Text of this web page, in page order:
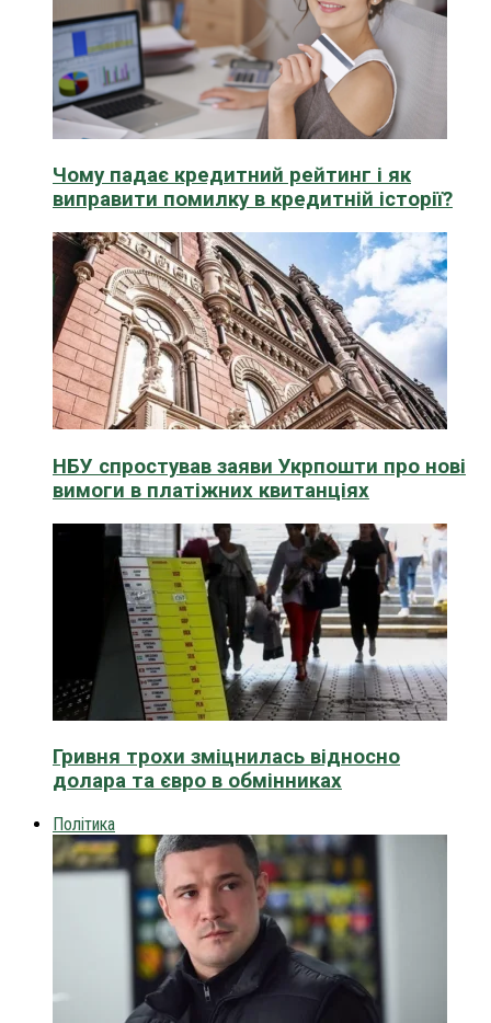
Чому падає кредитний рейтинг і як
виправити помилку в кредитній історії?
НБУ спростував заяви Укрпошти про нові
вимоги в платіжних квитанціях
Гривня трохи зміцнилась відносно
долара та євро в обмінниках
Політика